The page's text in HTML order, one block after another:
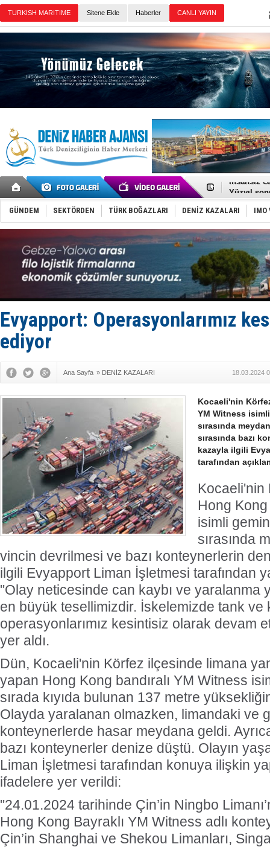
Sitene Ekle Haberler
35
Yüzyıl
Anadolu
Derince,
Tüpraş,
İTU AUV,
LNG
PROYAD,
Türkiye-
Türk
Deniz
DÖDER,
Baltık
GÜNDEM SEKTÖRDEN TÜRK BOĞAZLARI DENİZ KAZALARI IMO
Evyapport: Operasyonlarımız
ediyor
Ana Sayfa » DENİZ KAZALARI 18.03.2024
Kocaeli'nin
YM Witness isimli
sırasında
sırasında bazı
kazayla ilgili
tarafından
Kocaeli'nin
Hong Kong
isimli
sırasında
vincin devrilmesi ve bazı konteynerlerin
ilgili Evyapport Liman İşletmesi tarafından
"Olay neticesinde can kaybı ve yaralanma
en büyük tesellimizdir. İskelemizde tank ve
operasyonlarımız kesintisiz olarak devam
yer aldı.
Dün, Kocaeli'nin Körfez ilçesinde limana
yapan Hong Kong bandıralı YM Witness
sırada kıyıda bulunan 137 metre
Olayda yaralanan olmazken, limandaki ve
konteynerlerde hasar meydana geldi.
bazı konteynerler denize düştü. Olayın
Liman İşletmesi tarafından konuya ilişkin
ifadelere yer verildi:
"24.01.2024 tarihinde Çin’in Ningbo
Hong Kong Bayraklı YM Witness adlı
Çin’in Shanghai ve Shekou Limanları,